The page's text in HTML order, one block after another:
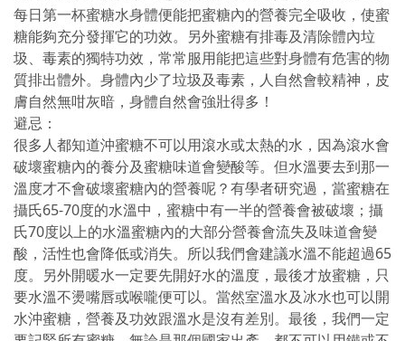
每日第一杯蜜糖水身體便能把蜜糖內的營養完全吸收，使蜜
糖能夠充分發揮它的功效。另外蜜糖有排毒及清除體內垃
圾、毒素的獨特功效，常常服用能把這些對身體有危害的物
質排出體外。身體內少了垃圾及毒素，人自然會較精神，皮
膚自然無咁灰暗，身體自然會強壯得多！
避忌：
很多人都知道沖蜜糖不可以用滾水或太熱的水，因為滾水會
破壞蜜糖內的養分及蜜糖味道會變酸等。但水溫要去到那一
溫度才不會破壞蜜糖內的營養呢？有學者研究過，當蜜糖在
攝氏65-70度的水溫中，蜜糖中有一半的營養會被破壞；攝
氏70度以上的水溫蜜糖內的大部分營養會流失及味道會變
酸，活性也會降低或消失。所以我們會建議水溫不能超過65
度。另外開暖水一定要先開好水的溫度，最後才放蜜糖，只
要水溫不燙嘴唇或喉嚨便可以。當然室溫水及冰水也可以開
水沖蜜糖，營養及功效跟溫水是沒有差別。最後，我們一定